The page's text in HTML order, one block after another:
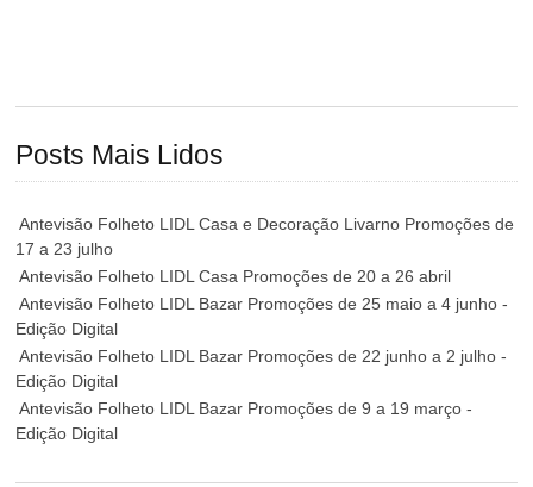
Posts Mais Lidos
Antevisão Folheto LIDL Casa e Decoração Livarno Promoções de
17 a 23 julho
Antevisão Folheto LIDL Casa Promoções de 20 a 26 abril
Antevisão Folheto LIDL Bazar Promoções de 25 maio a 4 junho -
Edição Digital
Antevisão Folheto LIDL Bazar Promoções de 22 junho a 2 julho -
Edição Digital
Antevisão Folheto LIDL Bazar Promoções de 9 a 19 março -
Edição Digital